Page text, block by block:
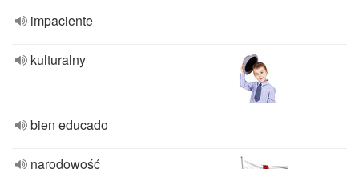
impaciente
kulturalny
bien educado
narodowość